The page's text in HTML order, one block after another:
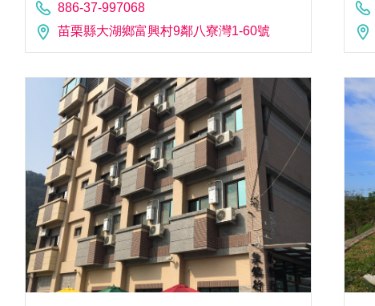
886-37-997068
苗栗縣大湖鄉富興村9鄰八寮灣1-60號